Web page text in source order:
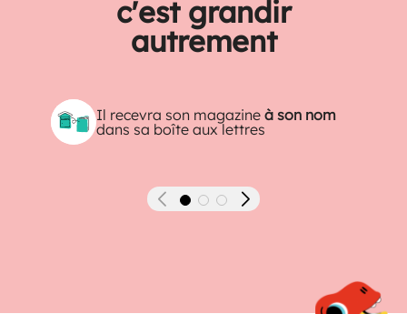
c'est grandir
autrement
Il recevra son magazineà son nom
dans sa boîte aux lettres
Précédent Suivant